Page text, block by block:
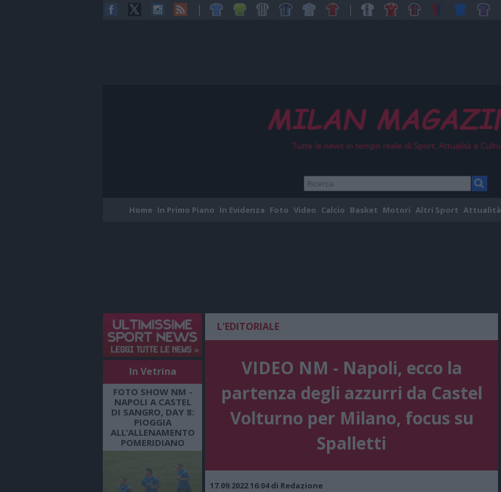
Home In Primo Piano In Evidenza Foto Video Calcio Basket Motori Altri Sport Attualità
In Vetrina
FOTO SHOW NM -
NAPOLI A CASTEL
DI SANGRO, DAY 8:
PIOGGIA
ALL’ALLENAMENTO
POMERIDIANO
L'EDITORIALE
VIDEO NM - Napoli, ecco la
partenza degli azzurri da Castel
Volturno per Milano, focus su
Spalletti
17.09.2022 16:04 di Redazione